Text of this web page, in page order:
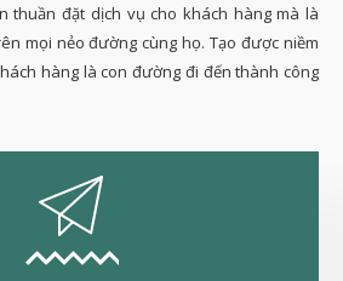
thuần đặt dịch vụ cho khách hàng mà là
mọi nẻo đường cùng họ. Tạo được niềm
hàng là con đường đi đến thành công